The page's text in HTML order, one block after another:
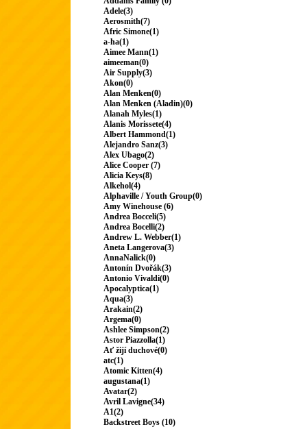
Adele(3)
Aerosmith(7)
Afric Simone(1)
a-ha(1)
Aimee Mann(1)
aimeeman(0)
Air Supply(3)
Akon(0)
Alan Menken(0)
Alan Menken (Aladin)(0)
Alanah Myles(1)
Alanis Morissete(4)
Albert Hammond(1)
Alejandro Sanz(3)
Alex Ubago(2)
Alice Cooper (7)
Alicia Keys(8)
Alkehol(4)
Alphaville / Youth Group(0)
Amy Winehouse (6)
Andrea Bocceli(5)
Andrea Bocelli(2)
Andrew L. Webber(1)
Aneta Langerova(3)
AnnaNalick(0)
Antonín Dvořák(3)
Antonio Vivaldi(0)
Apocalyptica(1)
Aqua(3)
Arakain(2)
Argema(0)
Ashlee Simpson(2)
Astor Piazzolla(1)
Ať žijí duchové(0)
atc(1)
Atomic Kitten(4)
augustana(1)
Avatar(2)
Avril Lavigne(34)
A1(2)
Backstreet Boys (10)